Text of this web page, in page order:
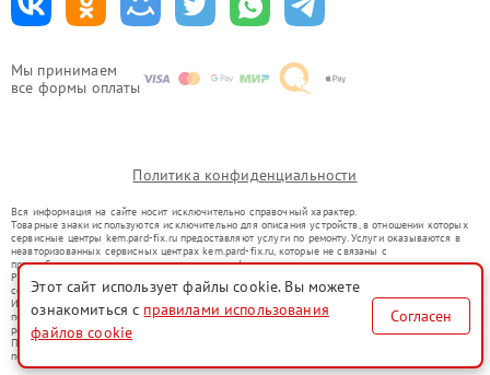
Мы принимаем
все формы оплаты
Политика конфиденциальности
Вся информация на сайте носит исключительно справочный характер.
Товарные знаки используются исключительно для описания устройств, в отношении которых
сервисные центры kem.pard-fix.ru предоставляют услуги по ремонту. Услуги оказываются в
неавторизованных сервисных центрах kem.pard-fix.ru, которые не связаны с
правообладателями товарных знаков или их официальными представителями.
Ремонт осуществляется для устройств, уже введенных в гражданский оборот в соответствии
со статьей 1487 ГК РФ.
Использование товарных знаков не преследует цели индивидуализации услуг или введения
потребителей в заблуждение, а служит для информирования о предоставляемых услугах по
ремонту техники указанных брендов.
Представленная на сайте информация не является публичной офертой, определяемой
положениями Статьи 437(2) Гражданского кодекса РФ
Этот сайт использует файлы cookie. Вы можете
ознакомиться с правилами использования
файлов cookie
Согласен